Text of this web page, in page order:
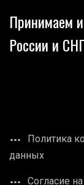
Принимаем
России и СНГ
Политика
данных
Согласие